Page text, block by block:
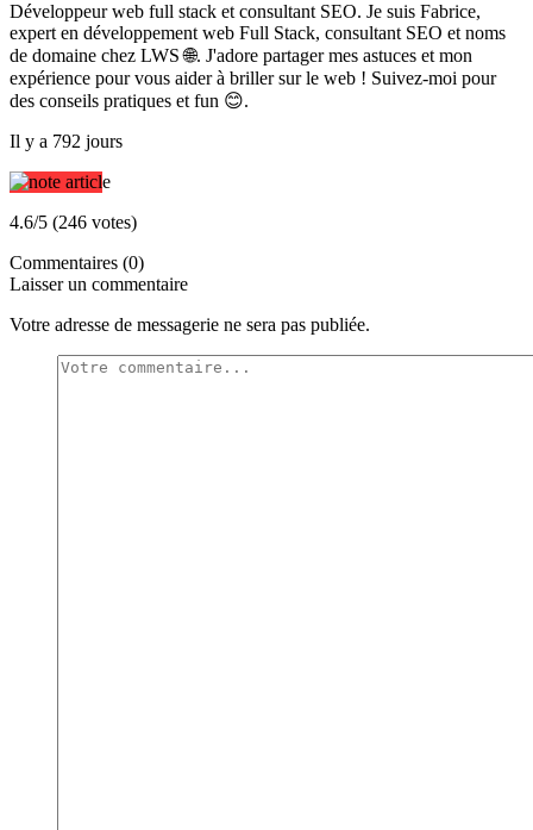
Développeur web full stack et consultant SEO. Je suis Fabrice,
expert en développement web Full Stack, consultant SEO et noms
de domaine chez LWS 🌐. J'adore partager mes astuces et mon
expérience pour vous aider à briller sur le web ! Suivez-moi pour
des conseils pratiques et fun 😊.
Il y a 792 jours
4.6/5 (246 votes)
Commentaires (0)
Laisser un commentaire
Votre adresse de messagerie ne sera pas publiée.